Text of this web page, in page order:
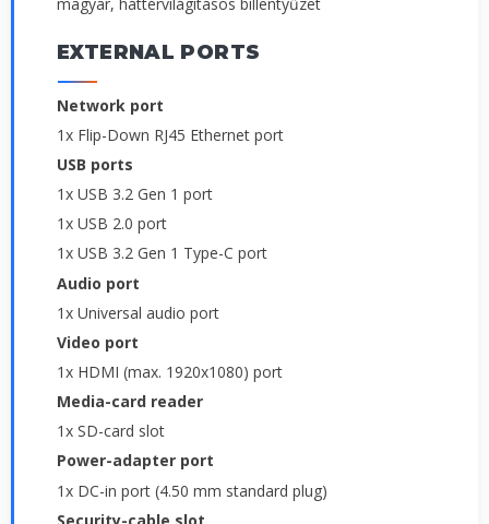
EXTERNAL PORTS
Network port
1x Flip-Down RJ45 Ethernet port
USB ports
1x USB 3.2 Gen 1 port
1x USB 2.0 port
1x USB 3.2 Gen 1 Type-C port
Audio port
1x Universal audio port
Video port
1x HDMI (max. 1920x1080) port
Media-card reader
1x SD-card slot
Power-adapter port
1x DC-in port (4.50 mm standard plug)
Security-cable slot